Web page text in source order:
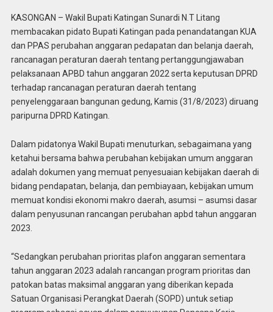
KASONGAN – Wakil Bupati Katingan Sunardi N.T Litang
membacakan pidato Bupati Katingan pada penandatangan KUA
dan PPAS perubahan anggaran pedapatan dan belanja daerah,
rancanagan peraturan daerah tentang pertanggungjawaban
pelaksanaan APBD tahun anggaran 2022 serta keputusan DPRD
terhadap rancanagan peraturan daerah tentang
penyelenggaraan bangunan gedung, Kamis (31/8/2023) diruang
paripurna DPRD Katingan.
Dalam pidatonya Wakil Bupati menuturkan, sebagaimana yang
ketahui bersama bahwa perubahan kebijakan umum anggaran
adalah dokumen yang memuat penyesuaian kebijakan daerah di
bidang pendapatan, belanja, dan pembiayaan, kebijakan umum
memuat kondisi ekonomi makro daerah, asumsi – asumsi dasar
dalam penyusunan rancangan perubahan apbd tahun anggaran
2023.
“Sedangkan perubahan prioritas plafon anggaran sementara
tahun anggaran 2023 adalah rancangan program prioritas dan
patokan batas maksimal anggaran yang diberikan kepada
Satuan Organisasi Perangkat Daerah (SOPD) untuk setiap